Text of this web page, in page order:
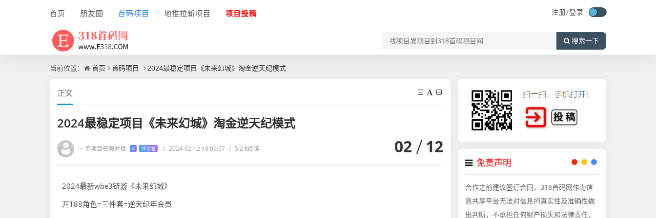
首页 朋友圈 首码项目 地推拉新项目 项目投稿 注册/登录
搜索一下
当前位置： 首页 首码项目 2024最稳定项目《未来幻城》淘金逆天纪模式
正文
2024最稳定项目《未来幻城》淘金逆天纪模式
一手项目资源对接 V 评论者 / 2024-02-12 19:09:57 / 5.2 K阅读 02 12
2024最新wbe3链游《未来幻城》
开188角色=三件套=逆天纪年会员
免责声明
合作之前建议签订合同，318首码网作为信
息共享平台无法对信息的真实性及准确性做
出判断，不承担任何财产损失和法律责任，